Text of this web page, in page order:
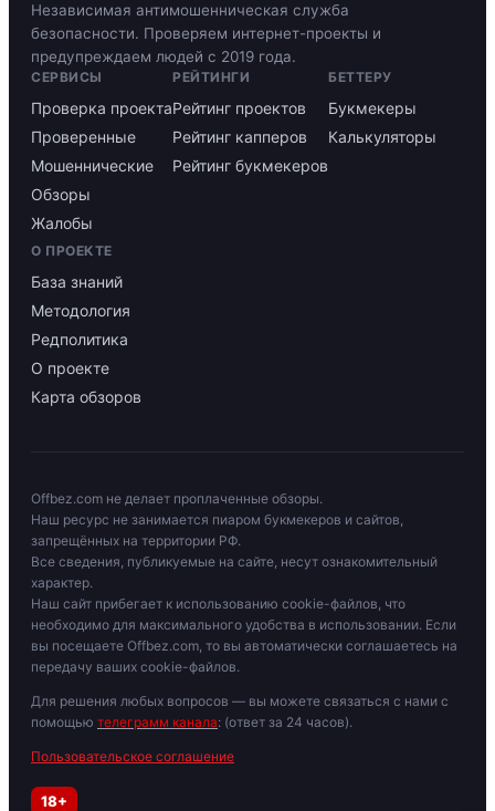
Независимая антимошенническая служба
безопасности. Проверяем интернет-проекты и
предупреждаем людей с 2019 года.
СЕРВИСЫ
Проверка проекта
Проверенные
Мошеннические
Обзоры
Жалобы
РЕЙТИНГИ
Рейтинг проектов
Рейтинг капперов
Рейтинг букмекеров
БЕТТЕРУ
Букмекеры
Калькуляторы
О ПРОЕКТЕ
База знаний
Методология
Редполитика
О проекте
Карта обзоров
Offbez.com не делает проплаченные обзоры.
Наш ресурс не занимается пиаром букмекеров и сайтов,
запрещённых на территории РФ.
Все сведения, публикуемые на сайте, несут ознакомительный
характер.
Наш сайт прибегает к использованию cookie-файлов, что
необходимо для максимального удобства в использовании. Если
вы посещаете Offbez.com, то вы автоматически соглашаетесь на
передачу ваших cookie-файлов.
Для решения любых вопросов — вы можете связаться с нами с
помощью телеграмм канала: (ответ за 24 часов).
Пользовательское соглашение
18+